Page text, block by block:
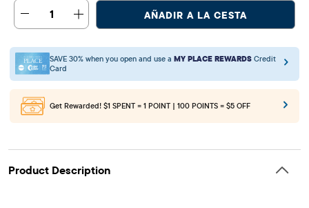
1 AÑADIR A LA CESTA
SAVE 30% when you open and use a MY PLACE REWARDS Credit
Card
Get Rewarded! $1 SPENT = 1 POINT | 100 POINTS = $5 OFF
Product Description